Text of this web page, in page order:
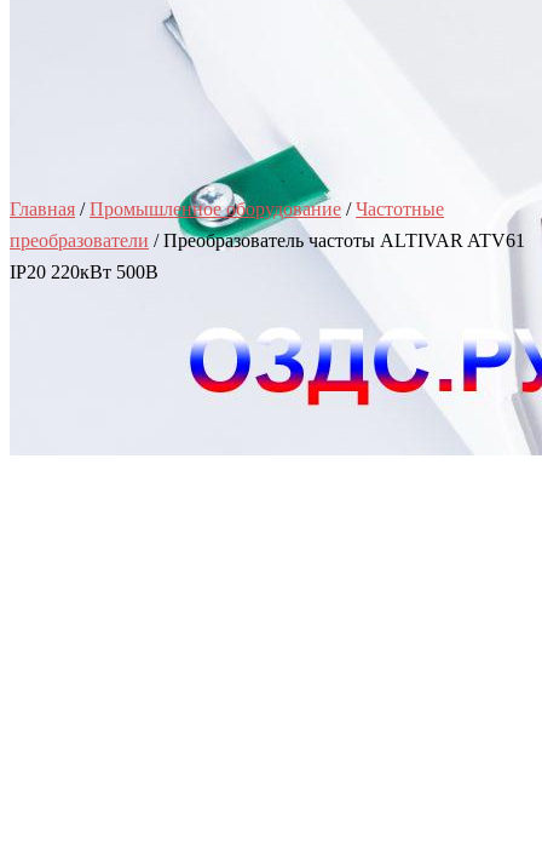
Главная /Промышленное оборудование /Частотные
преобразователи / Преобразователь частоты ALTIVAR ATV61
IP20 220кВт 500В